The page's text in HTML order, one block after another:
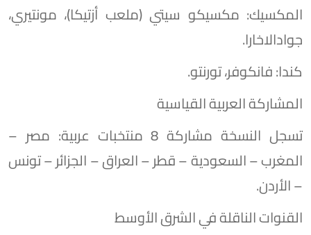
المكسيك: مكسيكو سيتي (ملعب أزتيكا)، مونتيري،
جوادالاخارا.
كندا: فانكوفر، تورنتو.
المشاركة العربية القياسية
تسجل النسخة مشاركة 8 منتخبات عربية: مصر –
المغرب – السعودية – قطر – العراق – الجزائر – تونس
– الأردن.
القنوات الناقلة في الشرق الأوسط